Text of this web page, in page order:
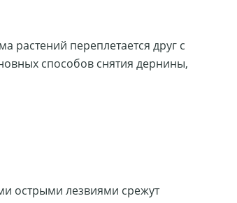
растений переплетается друг с
способов снятия дернины,
острыми лезвиями срежут